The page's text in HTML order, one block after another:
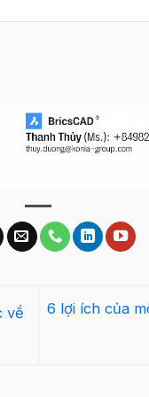
về
6 lợi ích của